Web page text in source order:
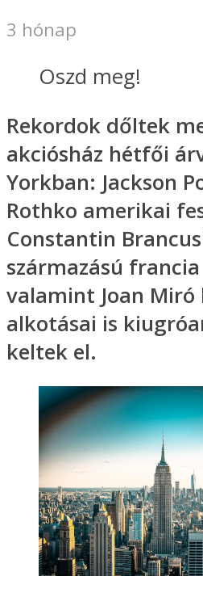
3 hónap
Oszd meg!
Rekordok dőltek
akciósház hétfői
Yorkban: Jackson
Rothko amerikai
Constantin
származású
valamint Joan
alkotásai is
keltek el.